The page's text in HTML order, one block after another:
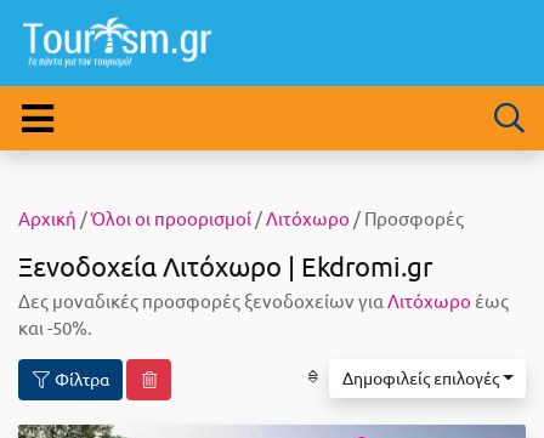
Αρχική /Όλοι οι προορισμοί /Λιτόχωρο / Προσφορές
Ξενοδοχεία Λιτόχωρο | Ekdromi.gr
Δες μοναδικές προσφορές ξενοδοχείων για Λιτόχωρο έως
και -50%.
Φίλτρα Δημοφιλείς επιλογές